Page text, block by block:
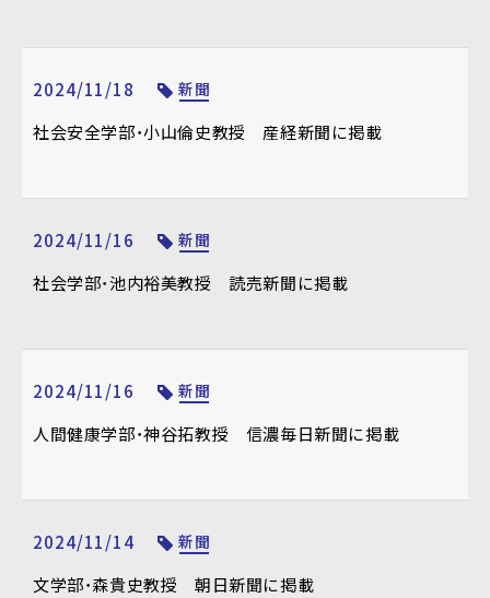
2024/11/18 新聞
社会安全学部・小山倫史教授 産経新聞に掲載
2024/11/16 新聞
社会学部・池内裕美教授 読売新聞に掲載
2024/11/16 新聞
人間健康学部・神谷拓教授 信濃毎日新聞に掲載
2024/11/14 新聞
文学部・森貴史教授 朝日新聞に掲載